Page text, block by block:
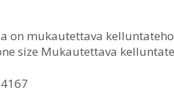
on mukautettava
size Mukautettava